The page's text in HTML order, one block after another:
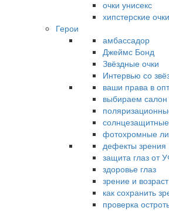
очки унисекс
хипстерские очки
Герои
амбассадор
Джеймс Бонд
Звёздные очки
Интервью со
ваши права в
выбираем салон
фотохромные
дефекты зрения
защита глаз от
здоровье глаз
зрение и возраст
как сохранить
проверка